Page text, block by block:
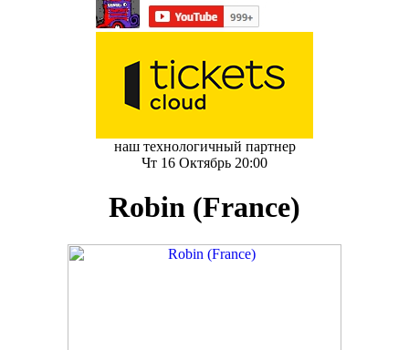
наш технологичный партнер
Чт 16 Октябрь 20:00
Robin (France)